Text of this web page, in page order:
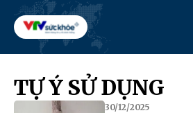
TỰ Ý SỬ DỤNG
30/12/2025